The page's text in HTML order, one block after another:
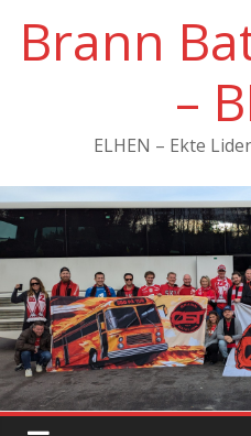
innholdet
Brann
–
ELHEN – Ekte